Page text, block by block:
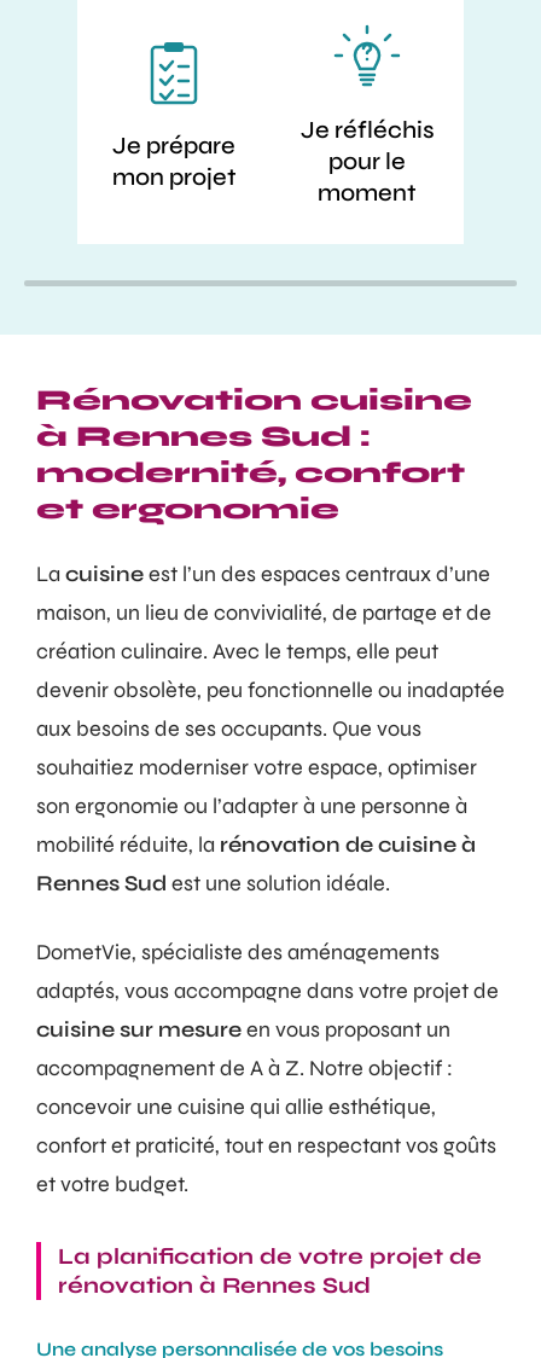
Je prépare
mon projet
Je réfléchis
pour le
moment
Rénovation cuisine
à Rennes Sud :
modernité, confort
et ergonomie
La cuisineest l’un des espaces centraux d’une
maison, un lieu de convivialité, de partage et de
création culinaire. Avec le temps, elle peut
devenir obsolète, peu fonctionnelle ou inadaptée
aux besoins de ses occupants. Que vous
souhaitiez moderniser votre espace, optimiser
son ergonomie ou l’adapter à une personne à
mobilité réduite, la rénovation de cuisine à
Rennes Sud est une solution idéale.
DometVie, spécialiste des aménagements
adaptés, vous accompagne dans votre projet de
cuisine sur mesureen vous proposant un
accompagnement de A à Z. Notre objectif :
concevoir une cuisine qui allie esthétique,
confort et praticité, tout en respectant vos goûts
et votre budget.
La planification de votre projet de
rénovation à Rennes Sud
Une analyse personnalisée de vos besoins